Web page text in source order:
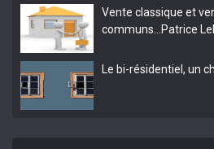
Vente classique et
communs…
Patrice
Le bi-résidentiel, un